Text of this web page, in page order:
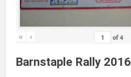
« ‹ of4
Barnstaple Rally 2016